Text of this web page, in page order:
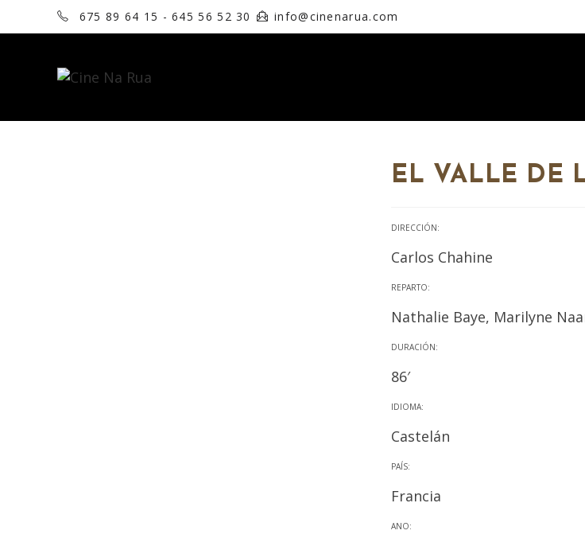
675 89 64 15 - 645 56 52 30 info@cinenarua.com
EL VALLE DE
DIRECCIÓN:
Carlos Chahine
REPARTO:
Nathalie Baye, Marilyne
DURACIÓN:
86′
IDIOMA:
Castelán
PAÍS:
Francia
ANO: